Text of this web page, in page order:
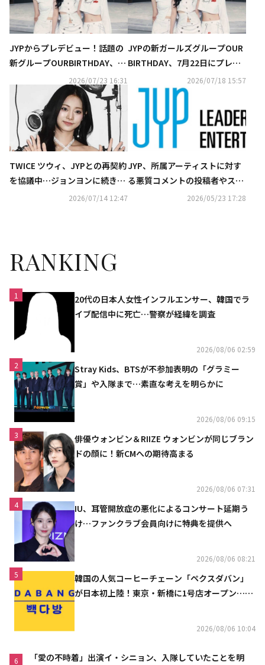
JYPからプレデビュー！話題の
新グループOURBIRTHDAY、タ
イトル曲「HUNGRY（Side
A）」パフォーマンスビデオを
公開
2026/07/23 16:31
JYPの新ガールズグループOUR
BIRTHDAY、7月22日にプレデ
ビュー！NMIXX以来4年ぶり
2026/07/18 15:57
TWICE ツウィ、JYPとの再契約
を協議中…ジョンヨンに続き報
2026/07/14 12:47
JYP、所属アーティストに対す
る悪質コメントの投稿者やスト
ーカーに強硬対応…有罪判決が
2026/05/23 17:28
RANKING
1
20代の日本人女性インフルエンサー、韓国でラ
イブ配信中に死亡…警察が経緯を調査
2026/08/06 02:59
2
Stray Kids、BTSが不参加表明の「グラミー
賞」や入隊まで…素直な考えを明らかに
2026/08/06 09:15
3
俳優ウォンビン＆RIIZE ウォンビンが同じブラン
ドの顔に！新CMへの期待高まる
2026/08/06 07:31
4
IU、耳管開放症の悪化によるコンサート延期う
け…ファンクラブ会員向けに特典を提供へ
2026/08/06 08:21
5
韓国の人気コーヒーチェーン「ペクスダバン」
が日本初上陸！東京・新橋に1号店オープン…海
2026/08/06 10:04
6
「愛の不時着」出演イ・シニョン、入隊していたことを明